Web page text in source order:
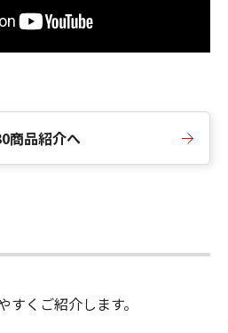
商品紹介へ
すくご紹介します。